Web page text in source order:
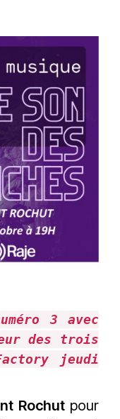
3 avec
des trois
jeudi
Rochutpour